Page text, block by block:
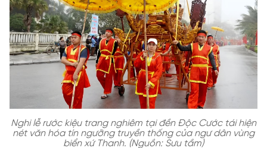
Nghi lễ rước kiệu trang nghiêm tại đền Độc Cước tái hiện
nét văn hóa tín ngưỡng truyền thống của ngư dân vùng
biển xứ Thanh. (Nguồn: Sưu tầm)